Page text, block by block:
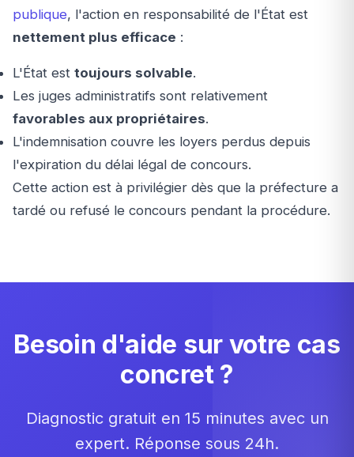
publique, l'action en responsabilité de l'État est
nettement plus efficace :
L'État est toujours solvable.
Les juges administratifs sont relativement
favorables aux propriétaires.
L'indemnisation couvre les loyers perdus depuis
l'expiration du délai légal de concours.
Cette action est à privilégier dès que la préfecture a
tardé ou refusé le concours pendant la procédure.
Besoin d'aide sur votre cas
concret ?
Diagnostic gratuit en 15 minutes avec un
expert. Réponse sous 24h.